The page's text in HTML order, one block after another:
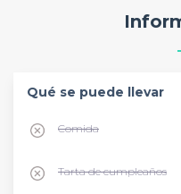
Qué se puede llevar
Comida
Tarta de cumpleaños